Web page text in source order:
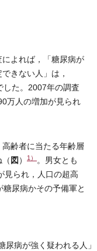
よれば，「糖尿病が
きない人」は，
た。2007年の調査
万人の増加が見られ
齢者に当たる年齢層
図） 1）
。男女とも
見られ，人口の超高
尿病かその予備軍と
病が強く疑われる人